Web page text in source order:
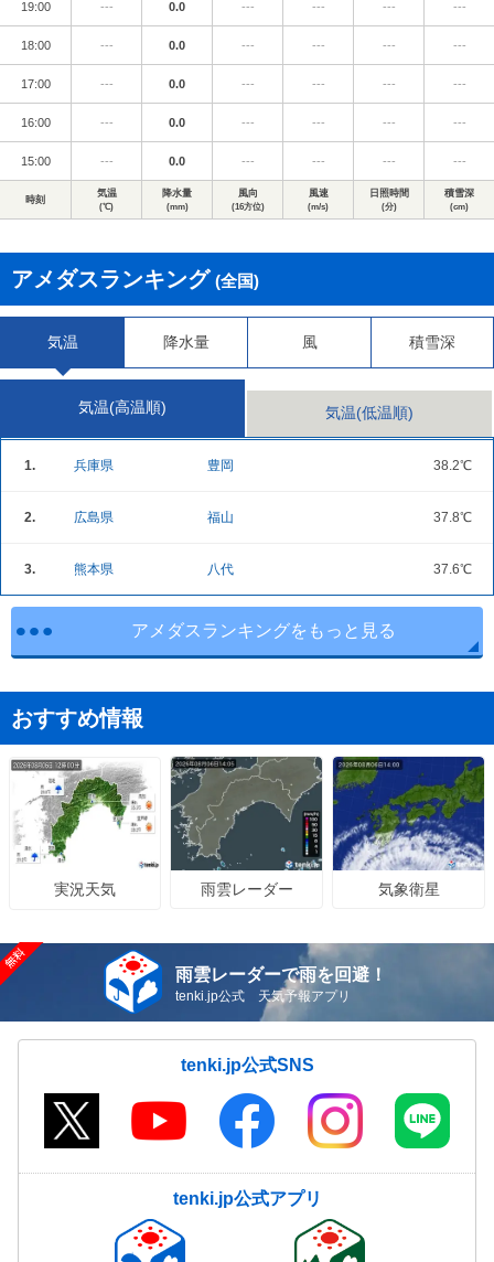
19:00 --- 0.0 --- --- --- ---
18:00 --- 0.0 --- --- --- ---
17:00 --- 0.0 --- --- --- ---
16:00 --- 0.0 --- --- --- ---
15:00 --- 0.0 --- --- --- ---
時刻
気温
(℃)
降水量
(mm)
風向
(16方位)
風速
(m/s)
日照時間
(分)
積雪深
(cm)
アメダスランキング (全国)
気温 降水量 風 積雪深
気温(高温順) 気温(低温順)
1. 兵庫県 豊岡 38.2℃
2. 広島県 福山 37.8℃
3. 熊本県 八代 37.6℃
アメダスランキングをもっと見る
おすすめ情報
実況天気 雨雲レーダー 気象衛星
雨雲レーダーで雨を回避！
tenki.jp公式 天気予報アプリ
tenki.jp公式SNS
tenki.jp公式アプリ